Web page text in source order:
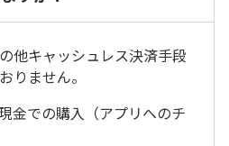
他キャッシュレス決済手段
りません。
金での購入（アプリへのチ